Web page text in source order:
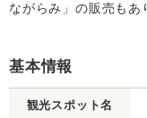
ながらみ」の販売もあ
基本情報
観光スポット名